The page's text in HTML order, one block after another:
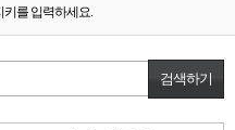
를 입력하세요.